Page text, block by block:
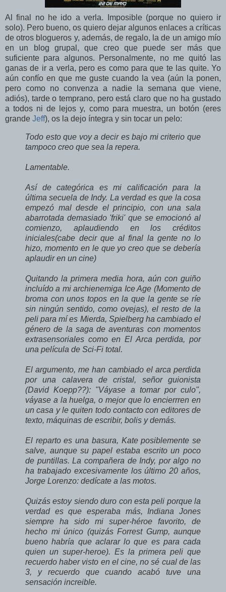
Al final no he ido a verla. Imposible (porque no quiero ir
solo). Pero bueno, os quiero dejar algunos enlaces a críticas
de otros blogueros y, además, de regalo, la de un amigo mío
en un blog grupal, que creo que puede ser más que
suficiente para algunos. Personalmente, no me quitó las
ganas de ir a verla, pero es como para que te las quite. Yo
aún confío en que me guste cuando la vea (aún la ponen,
pero como no convenza a nadie la semana que viene,
adiós), tarde o temprano, pero está claro que no ha gustado
a todos ni de lejos y, como para muestra, un botón (eres
grande Jeff), os la dejo íntegra y sin tocar un pelo:
Todo esto que voy a decir es bajo mi criterio que
tampoco creo que sea la repera.
Lamentable.
Así de categórica es mi calificación para la
última secuela de Indy. La verdad es que la cosa
empezó mal desde el principio, con una sala
abarrotada demasiado 'friki' que se emocionó al
comienzo, aplaudiendo en los créditos
iniciales(cabe decir que al final la gente no lo
hizo, momento en le que yo creo que se debería
aplaudir en un cine)
Quitando la primera media hora, aún con guiño
incluído a mi archienemiga Ice Age (Momento de
broma con unos topos en la que la gente se ríe
sin ningún sentido, como ovejas), el resto de la
peli para mí es Mierda, Spielberg ha cambiado el
género de la saga de aventuras con momentos
extrasensoriales como en El Arca perdida, por
una película de Sci-Fi total.
El argumento, me han cambiado el arca perdida
por una calavera de cristal, señor guionista
(David Koepp??): "Váyase a tomar por culo",
váyase a la huelga, o mejor que lo encierrren en
un casa y le quiten todo contacto con editores de
texto, máquinas de escribir, bolis y demás.
El reparto es una basura, Kate posiblemente se
salve, aunque su papel estaba escrito un poco
de puntillas. La compañera de Indy, por algo no
ha trabajado excesivamente los último 20 años,
Jorge Lorenzo: dedícate a las motos.
Quizás estoy siendo duro con esta peli porque la
verdad es que esperaba más, Indiana Jones
siempre ha sido mi super-héroe favorito, de
hecho mi único (quizás Forrest Gump, aunque
bueno habría que aclarar lo que es para cada
quien un super-heroe). Es la primera peli que
recuerdo haber visto en el cine, no sé cual de las
3, y recuerdo que cuando acabó tuve una
sensación increible.